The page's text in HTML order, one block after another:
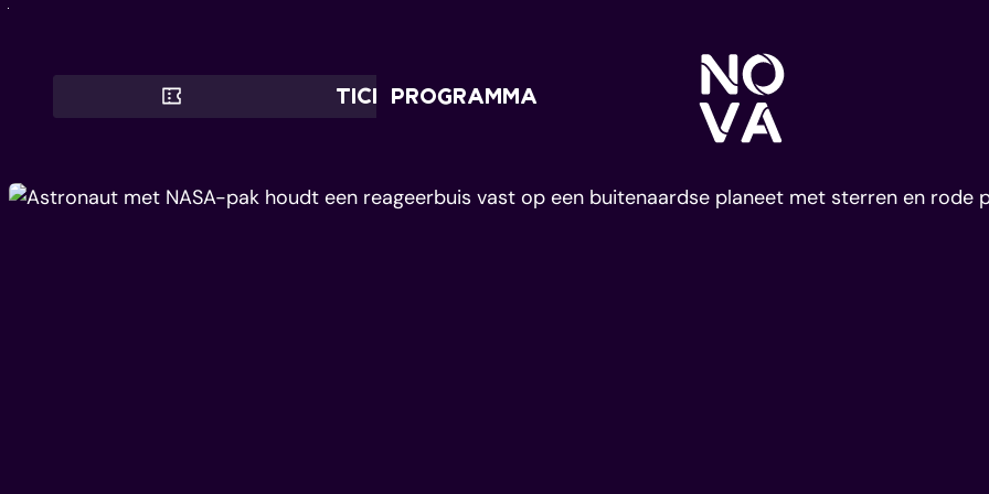
CC Nova
TICKETSPROGRAMMA